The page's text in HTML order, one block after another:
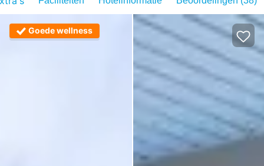
Goede wellness